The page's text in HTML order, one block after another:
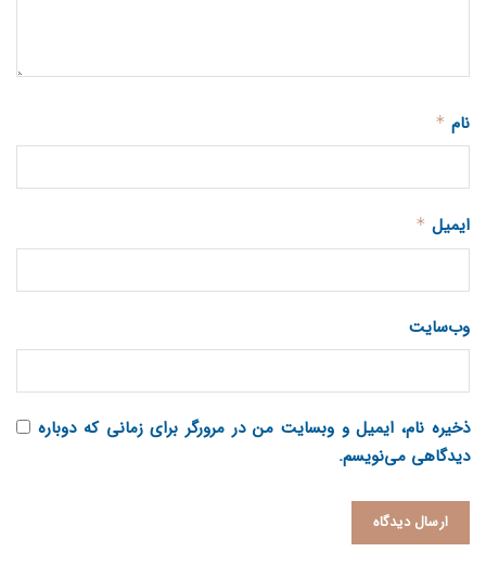
نام *
ایمیل *
وب‌سایت
ذخیره نام، ایمیل و وبسایت من در مرورگر برای زمانی که دوباره
دیدگاهی می‌نویسم.